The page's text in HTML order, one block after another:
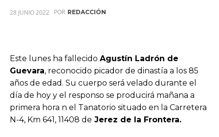
28 JUNIO 2022 POR REDACCIÓN
Este lunes ha fallecido Agustín Ladrón de
Guevara, reconocido picador de dinastía a los 85
años de edad. Su cuerpo será velado durante el
día de hoy y el responso se producirá mañana a
primera hora n el Tanatorio situado en la Carretera
N-4, Km 641, 11408 de Jerez de la Frontera.